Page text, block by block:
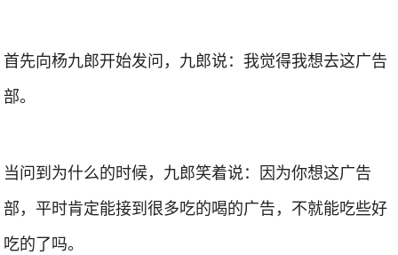
首先向杨九郎开始发问，九郎说：我觉得我想去这广告
部。
当问到为什么的时候，九郎笑着说：因为你想这广告
部，平时肯定能接到很多吃的喝的广告，不就能吃些好
吃的了吗。